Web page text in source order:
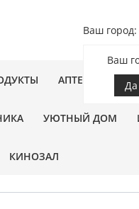
Ваш
Ваш
Да
АПТЕКА
УЮТНЫЙ ДОМ
КИНОЗАЛ